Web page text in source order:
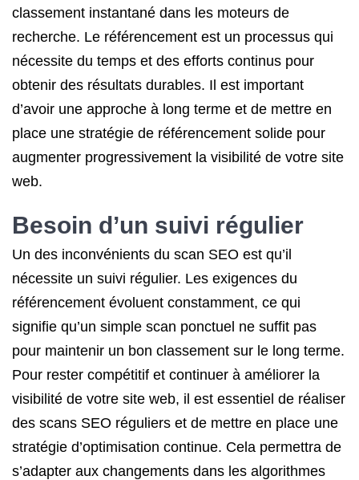
classement instantané dans les moteurs de
recherche. Le référencement est un processus qui
nécessite du temps et des efforts continus pour
obtenir des résultats durables. Il est important
d’avoir une approche à long terme et de mettre en
place une stratégie de référencement solide pour
augmenter progressivement la visibilité de votre site
web.
Besoin d’un suivi régulier
Un des inconvénients du scan SEO est qu’il
nécessite un suivi régulier. Les exigences du
référencement évoluent constamment, ce qui
signifie qu’un simple scan ponctuel ne suffit pas
pour maintenir un bon classement sur le long terme.
Pour rester compétitif et continuer à améliorer la
visibilité de votre site web, il est essentiel de réaliser
des scans SEO réguliers et de mettre en place une
stratégie d’optimisation continue. Cela permettra de
s’adapter aux changements dans les algorithmes